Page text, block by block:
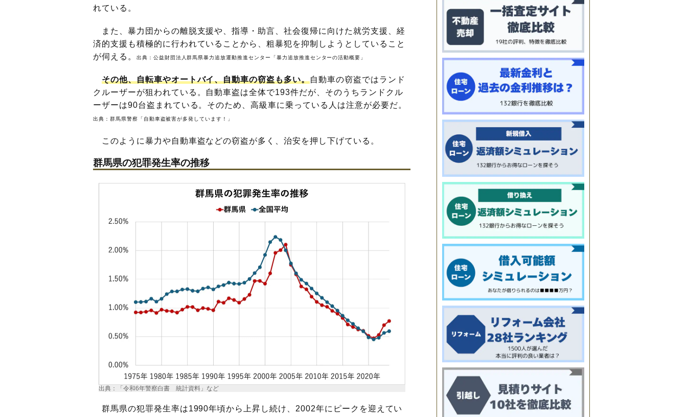
れている。
また、暴力団からの離脱支援や、指導・助言、社会復帰に向けた就労支援、経
済的支援も積極的に行われていることから、粗暴犯を抑制しようとしていること
が伺える。
出典： 公益財団法人群馬県暴力追放運動推進センター「暴力追放推進センターの活動概要」
その他、自転車やオートバイ、自動車の窃盗も多い。自動車の窃盗ではランド
クルーザーが狙われている。自動車盗は全体で193件だが、そのうちランドクル
ーザーは90台盗まれている。そのため、高級車に乗っている人は注意が必要だ。
出典： 群馬県警察「自動車盗被害が多発しています！」
このように暴力や自動車盗などの窃盗が多く、治安を押し下げている。
群馬県の犯罪発生率の推移
出典：「令和6年警察白書 統計資料」など
群馬県の犯罪発生率は1990年頃から上昇し続け、2002年にピークを迎えてい